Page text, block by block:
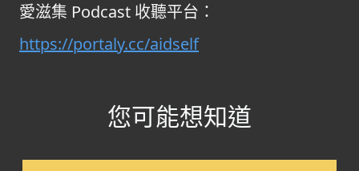
愛滋集 Podcast 收聽平台：
https://portaly.cc/aidself
您可能想知道